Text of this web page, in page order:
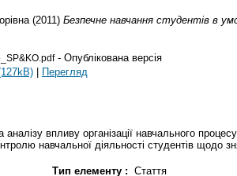
(2011) Безпечне навчання студентів в
- Опублікована версія
| Перегляд
впливу організації навчального
навчальної діяльності студентів щодо
Тип елементу : Стаття